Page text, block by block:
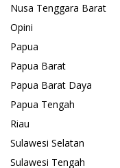
Nusa Tenggara Barat
Opini
Papua
Papua Barat
Papua Barat Daya
Papua Tengah
Riau
Sulawesi Selatan
Sulawesi Tengah